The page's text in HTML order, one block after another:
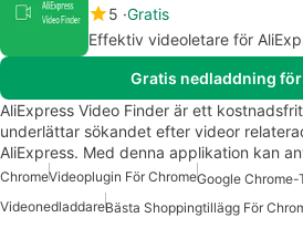
5 Gratis
Effektiv videoletare för
Gratis nedladdning
AliExpress Video Finder är ett
underlättar sökandet efter videor
AliExpress. Med denna applikation kan
ChromeVideoplugin För ChromeGoogle
VideonedladdareBästa Shoppingtillägg För